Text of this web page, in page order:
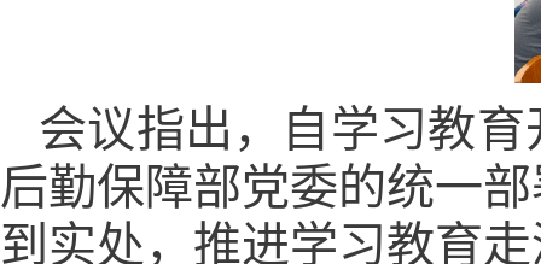
会议指出，自学习教
后勤保障部党委的统一
到实处，推进学习教育